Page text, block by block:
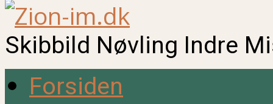
Skibbild Nøvling Indre
Forsiden